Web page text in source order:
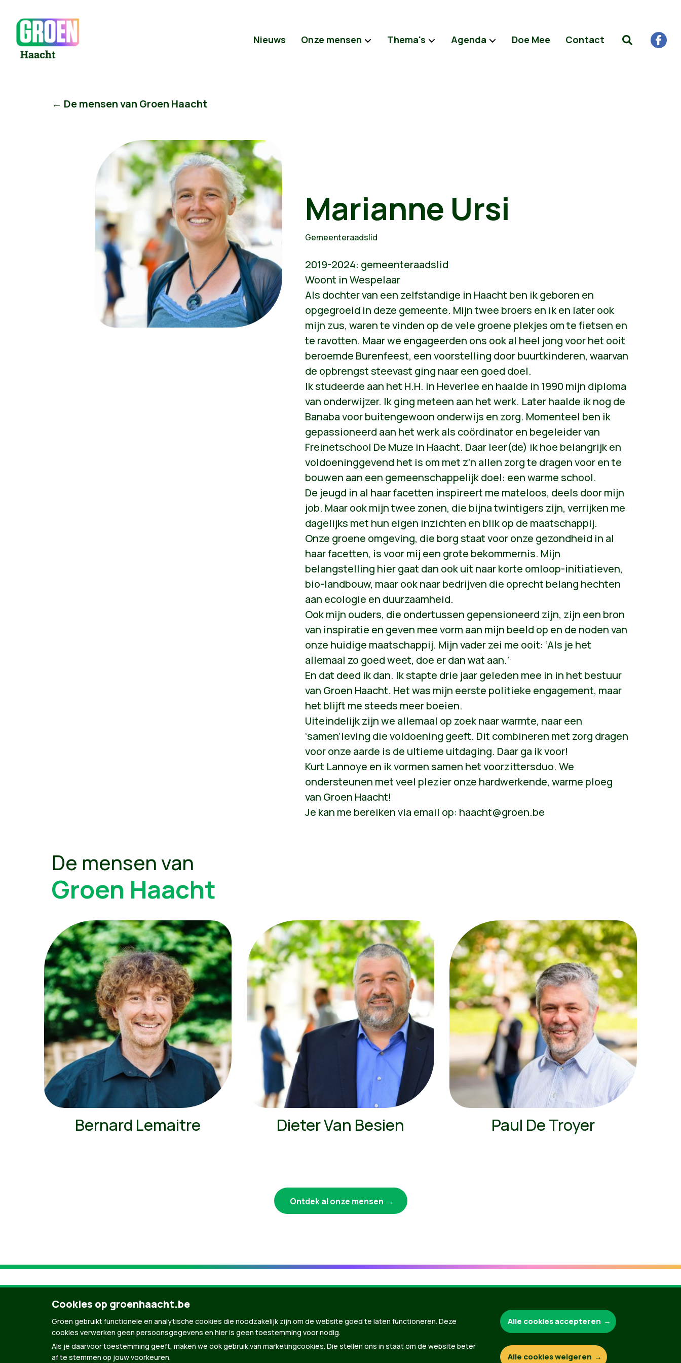
Nieuws Onze mensen Thema's Agenda Doe Mee Contact
← De mensen van Groen Haacht
Marianne Ursi
Gemeenteraadslid
2019-2024: gemeenteraadslid
Woont in Wespelaar
Als dochter van een zelfstandige in Haacht ben ik geboren en
opgegroeid in deze gemeente. Mijn twee broers en ik en later ook
mijn zus, waren te vinden op de vele groene plekjes om te fietsen en
te ravotten. Maar we engageerden ons ook al heel jong voor het ooit
beroemde Burenfeest, een voorstelling door buurtkinderen, waarvan
de opbrengst steevast ging naar een goed doel.
Ik studeerde aan het H.H. in Heverlee en haalde in 1990 mijn diploma
van onderwijzer. Ik ging meteen aan het werk. Later haalde ik nog de
Banaba voor buitengewoon onderwijs en zorg. Momenteel ben ik
gepassioneerd aan het werk als coördinator en begeleider van
Freinetschool De Muze in Haacht. Daar leer(de) ik hoe belangrijk en
voldoeninggevend het is om met z’n allen zorg te dragen voor en te
bouwen aan een gemeenschappelijk doel: een warme school.
De jeugd in al haar facetten inspireert me mateloos, deels door mijn
job. Maar ook mijn twee zonen, die bijna twintigers zijn, verrijken me
dagelijks met hun eigen inzichten en blik op de maatschappij.
Onze groene omgeving, die borg staat voor onze gezondheid in al
haar facetten, is voor mij een grote bekommernis. Mijn
belangstelling hier gaat dan ook uit naar korte omloop-initiatieven,
bio-landbouw, maar ook naar bedrijven die oprecht belang hechten
aan ecologie en duurzaamheid.
Ook mijn ouders, die ondertussen gepensioneerd zijn, zijn een bron
van inspiratie en geven mee vorm aan mijn beeld op en de noden van
onze huidige maatschappij. Mijn vader zei me ooit: ‘Als je het
allemaal zo goed weet, doe er dan wat aan.’
En dat deed ik dan. Ik stapte drie jaar geleden mee in in het bestuur
van Groen Haacht. Het was mijn eerste politieke engagement, maar
het blijft me steeds meer boeien.
Uiteindelijk zijn we allemaal op zoek naar warmte, naar een
‘samen’leving die voldoening geeft. Dit combineren met zorg dragen
voor onze aarde is de ultieme uitdaging. Daar ga ik voor!
Kurt Lannoye en ik vormen samen het voorzittersduo. We
ondersteunen met veel plezier onze hardwerkende, warme ploeg
van Groen Haacht!
Je kan me bereiken via email op: haacht@groen.be
De mensen van
Groen Haacht
Bernard Lemaitre Dieter Van Besien Paul De Troyer
Ontdek al onze mensen
Groen.be
Cookies op groenhaacht.be
Groen gebruikt functionele en analytische cookies die noodzakelijk zijn om de website goed te laten functioneren. Deze
cookies verwerken geen persoonsgegevens en hier is geen toestemming voor nodig.
Als je daarvoor toestemming geeft, maken we ook gebruik van marketingcookies. Die stellen ons in staat om de website beter
af te stemmen op jouw voorkeuren.
Alle cookies accepteren
Alle cookies weigeren